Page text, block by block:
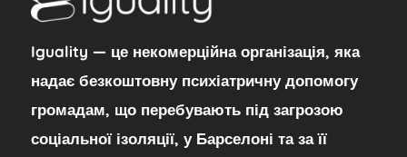
Iguality — це некомерційна організація, яка
надає безкоштовну психіатричну допомогу
громадам, що перебувають під загрозою
соціальної ізоляції, у Барселоні та за її